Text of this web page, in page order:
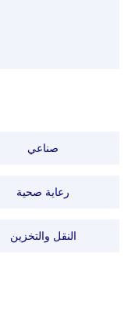
صناعي
رعاية صحية
النقل والتخزين